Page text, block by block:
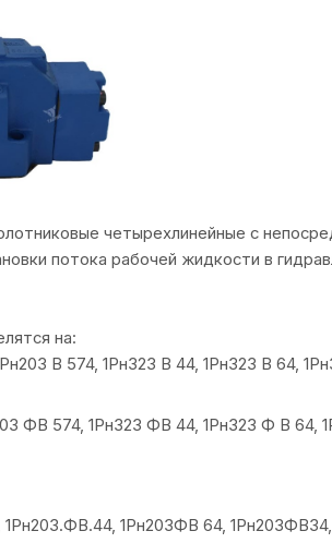
четырехлинейные с
потока рабочей жидкости в
на:
В 574, 1Рн323 В 44, 1Рн323 В 64,
ФВ 574, 1Рн323 ФВ 44, 1Рн323 Ф В 64,
1Рн203.ФВ.44, 1Рн203ФВ 64,